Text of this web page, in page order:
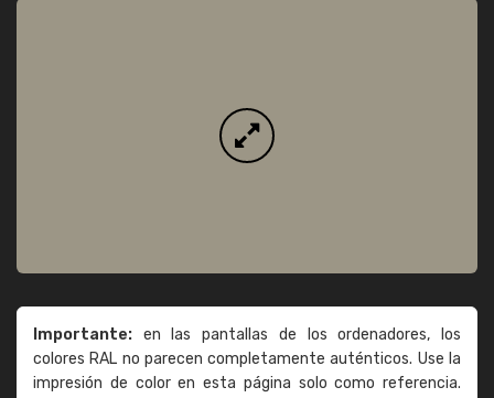
Importante: en las pantallas de los ordenadores, los
colores RAL no parecen completamente auténticos. Use la
impresión de color en esta página solo como referencia.